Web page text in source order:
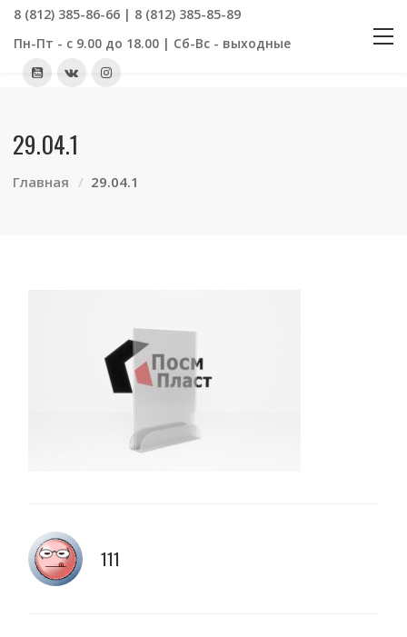
8 (812) 385-86-66 | 8 (812) 385-85-89
Пн-Пт - с 9.00 до 18.00 | Сб-Вс - выходные
29.04.1
Главная 29.04.1
111